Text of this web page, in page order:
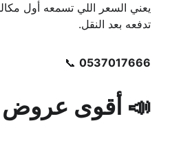
يعني السعر اللي تسمعه أول
تدفعه بعد النقل.
📞 0537017666
📣 أقوى عروض